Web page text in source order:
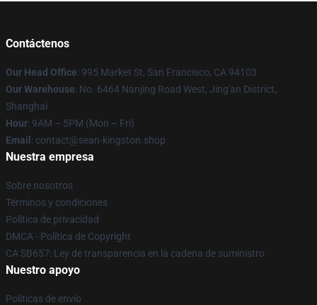
Contáctenos
Our Head Office: 995 Market St, San Francisco, CA 94103
Our Warehouse: No. 6464 Nanjing Road West, Jing'an District,
Shanghai
Hour: 9AM – 5PM (Mon – Fri)
Email : contact@sean-kingston.shop
Nuestra empresa
Sobre nosotros
Términos y condiciones
Política de privacidad
DMCA - Política de Copyright
CA SB657: Ley de transparencia en la cadena de suministro
Nuestro apoyo
Políticas de envío